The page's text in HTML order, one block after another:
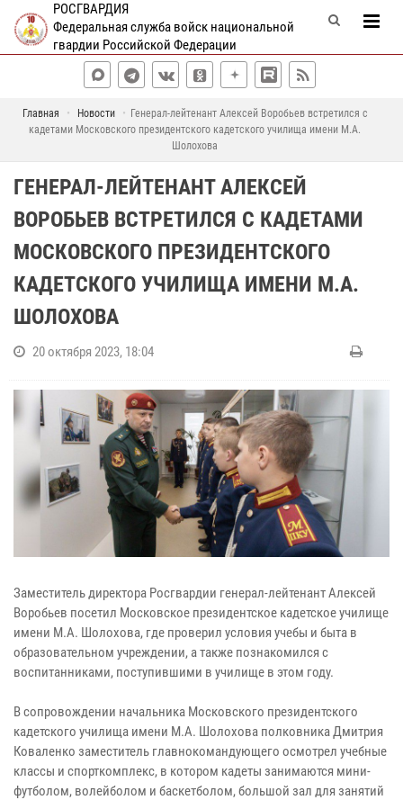
РОСГВАРДИЯ
Федеральная служба войск национальной
гвардии Российской Федерации
Главная Новости
Генерал-лейтенант Алексей Воробьев встретился с
кадетами Московского президентского кадетского училища имени М.А.
Шолохова
ГЕНЕРАЛ-ЛЕЙТЕНАНТ АЛЕКСЕЙ
ВОРОБЬЕВ ВСТРЕТИЛСЯ С КАДЕТАМИ
МОСКОВСКОГО ПРЕЗИДЕНТСКОГО
КАДЕТСКОГО УЧИЛИЩА ИМЕНИ М.А.
ШОЛОХОВА
20 октября 2023, 18:04
Заместитель директора Росгвардии генерал-лейтенант Алексей
Воробьев посетил Московское президентское кадетское училище
имени М.А. Шолохова, где проверил условия учебы и быта в
образовательном учреждении, а также познакомился с
воспитанниками, поступившими в училище в этом году.
В сопровождении начальника Московского президентского
кадетского училища имени М.А. Шолохова полковника Дмитрия
Коваленко заместитель главнокомандующего осмотрел учебные
классы и спорткомплекс, в котором кадеты занимаются мини-
футболом, волейболом и баскетболом, большой зал для занятий